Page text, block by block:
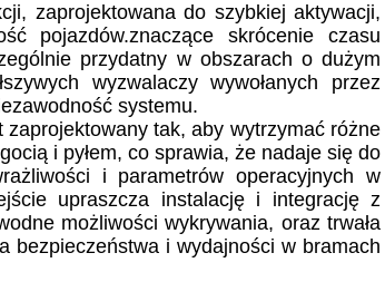
zaprojektowana do szybkiej aktywacji,
pojazdów.znaczące skrócenie czasu
przydatny w obszarach o dużym
wyzwalaczy wywołanych przez
systemu.
tak, aby wytrzymać różne
i pyłem, co sprawia, że nadaje się do
i parametrów operacyjnych w
upraszcza instalację i integrację z
możliwości wykrywania, oraz trwała
bezpieczeństwa i wydajności w bramach